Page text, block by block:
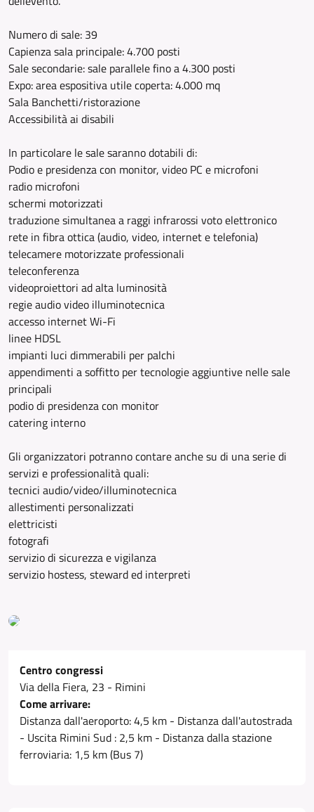
Numero di sale: 39
Capienza sala principale: 4.700 posti
Sale secondarie: sale parallele fino a 4.300 posti
Expo: area espositiva utile coperta: 4.000 mq
Sala Banchetti/ristorazione
Accessibilità ai disabili
In particolare le sale saranno dotabili di:
Podio e presidenza con monitor, video PC e microfoni
radio microfoni
schermi motorizzati
traduzione simultanea a raggi infrarossi voto elettronico
rete in fibra ottica (audio, video, internet e telefonia)
telecamere motorizzate professionali
teleconferenza
videoproiettori ad alta luminosità
regie audio video illuminotecnica
accesso internet Wi-Fi
linee HDSL
impianti luci dimmerabili per palchi
appendimenti a soffitto per tecnologie aggiuntive nelle sale
principali
podio di presidenza con monitor
catering interno
Gli organizzatori potranno contare anche su di una serie di
servizi e professionalità quali:
tecnici audio/video/illuminotecnica
allestimenti personalizzati
elettricisti
fotografi
servizio di sicurezza e vigilanza
servizio hostess, steward ed interpreti
Centro congressi
Via della Fiera, 23 - Rimini
Come arrivare:
Distanza dall'aeroporto: 4,5 km - Distanza dall'autostrada
- Uscita Rimini Sud : 2,5 km - Distanza dalla stazione
ferroviaria: 1,5 km (Bus 7)